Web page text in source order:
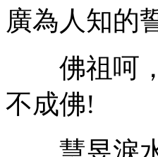
廣為人知的
佛祖呵，
不成佛!